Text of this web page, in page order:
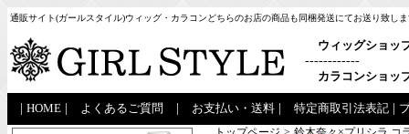
通販サイト(ガールスタイル)ウィッグ・カラコンどちらのお店の商品も同梱発送にてお送り致し
ウィッグショッ
------------
カラコンショッ
HOME よくあるご質問 お支払い・送料 特定商取引法表記